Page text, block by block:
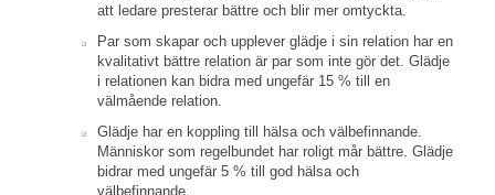
att ledare presterar bättre och blir mer omtyckta.
Par som skapar och upplever glädje i sin relation har en
kvalitativt bättre relation är par som inte gör det. Glädje
i relationen kan bidra med ungefär 15 % till en
välmående relation.
Glädje har en koppling till hälsa och välbefinnande.
Människor som regelbundet har roligt mår bättre. Glädje
bidrar med ungefär 5 % till god hälsa och
välbefinnande.